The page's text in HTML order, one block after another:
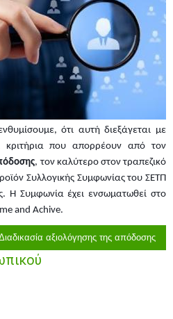
ότι αυτή διεξάγεται με
κριτήρια που απορρέουν από τον
, τον καλύτερο στον τραπεζικό
Συλλογικής Συμφωνίας του ΣΕΤΠ
Η Συμφωνία έχει ενσωματωθεί στο
and Achive.
αξιολόγησης της απόδοσης